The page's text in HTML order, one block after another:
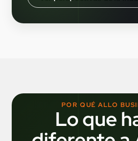
POR QUÉ ALLO
Lo que